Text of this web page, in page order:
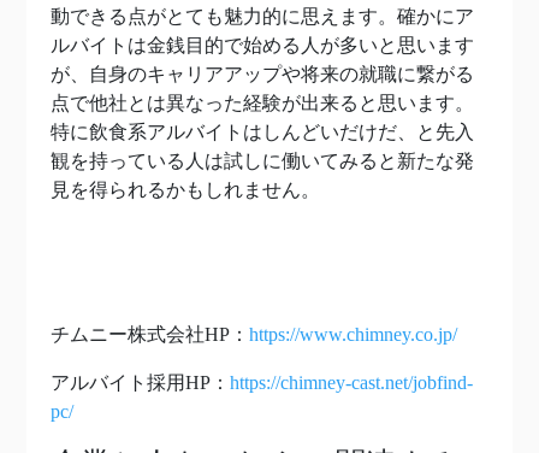
動できる点がとても魅力的に思えます。 確かにア
ルバイトは金銭目的で始める人が多いと思います
が、自身のキャリアアップや将来の就職に繋がる
点で他社とは異なった経験が出来ると思います。
特に飲食系アルバイトはしんどいだけだ、と先入
観を持っている人は試しに働いてみると新たな発
見を得られるかもしれません。
チムニー株式会社HP： https://www.chimney.co.jp/
アルバイト採用HP： https://chimney-cast.net/jobfind-
pc/